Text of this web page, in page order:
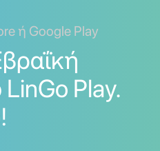
ή Google Play
Play.